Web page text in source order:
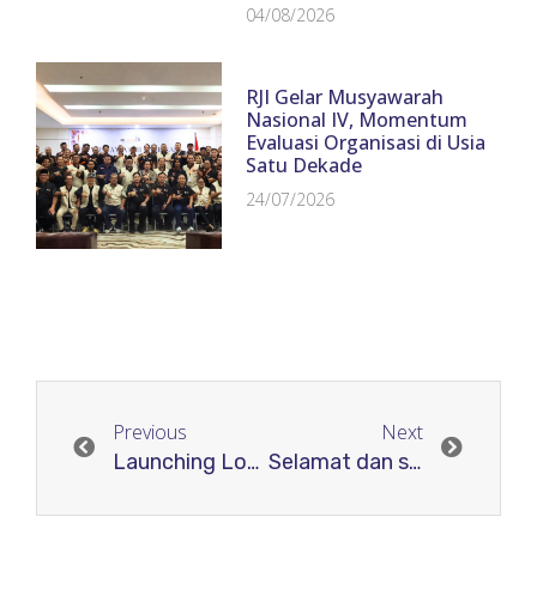
04/08/2026
RJI Gelar Musyawarah
Nasional IV, Momentum
Evaluasi Organisasi di Usia
Satu Dekade
24/07/2026
Previous
Launching Logo Munas 3 RJI Malang
Next
Selamat dan sukses kepada bapak Hasrat A Aimang atas terpilihnya sebagai Ketua Pengurus Daerah RJI Sulawesi Tengah